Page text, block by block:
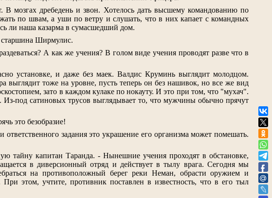
В мозгах дребедень и звон. Хотелось дать высшему командованию по
по швам, а уши по ветру и слушать, что в них капает с командных
ли наша казарма в сумасшедший дом.
старшина Ширмулис.
А как же учения? В голом виде учения проводят разве что в
установке, и даже без маек. Валдис Круминь выглядит молодцом.
выглядит тоже на уровне, пусть теперь он без нашивок, но все же вид
зато в каждом кулаке по нокауту. И это при том, что "мухач".
под сатиновых трусов выглядывает то, что мужчины обычно прячут
это безобразие!
задания это украшение его организма может помешать.
тайну капитан Таранда. - Нынешние учения проходят в обстановке,
в диверсионный отряд и действует в тылу врага. Сегодня мы
на противоположный берег реки Неман, обрасти оружием и
этом, учтите, противник поставлен в известность, что в его тыл